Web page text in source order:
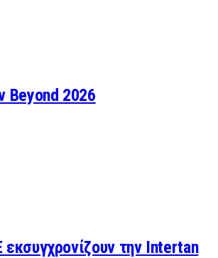
Beyond 2026
εκσυγχρονίζουν την Intertan